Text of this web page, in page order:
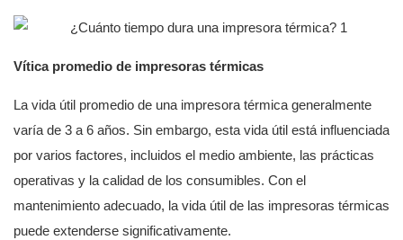
Vítica promedio de impresoras térmicas
La vida útil promedio de una impresora térmica generalmente
varía de 3 a 6 años. Sin embargo, esta vida útil está influenciada
por varios factores, incluidos el medio ambiente, las prácticas
operativas y la calidad de los consumibles. Con el
mantenimiento adecuado, la vida útil de las impresoras térmicas
puede extenderse significativamente.